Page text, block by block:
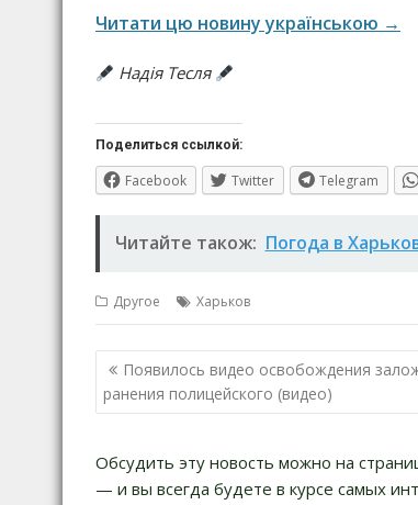
Читати цю новину українською →
Надія Тесля
Поделиться ссылкой:
Facebook Twitter Telegram
Читайте також: Погода в
Другое Харьков
Навигация
по
записям
Появилось видео освобождения
ранения полицейского (видео)
Обсудить эту новость можно на
— и вы всегда будете в курсе самых